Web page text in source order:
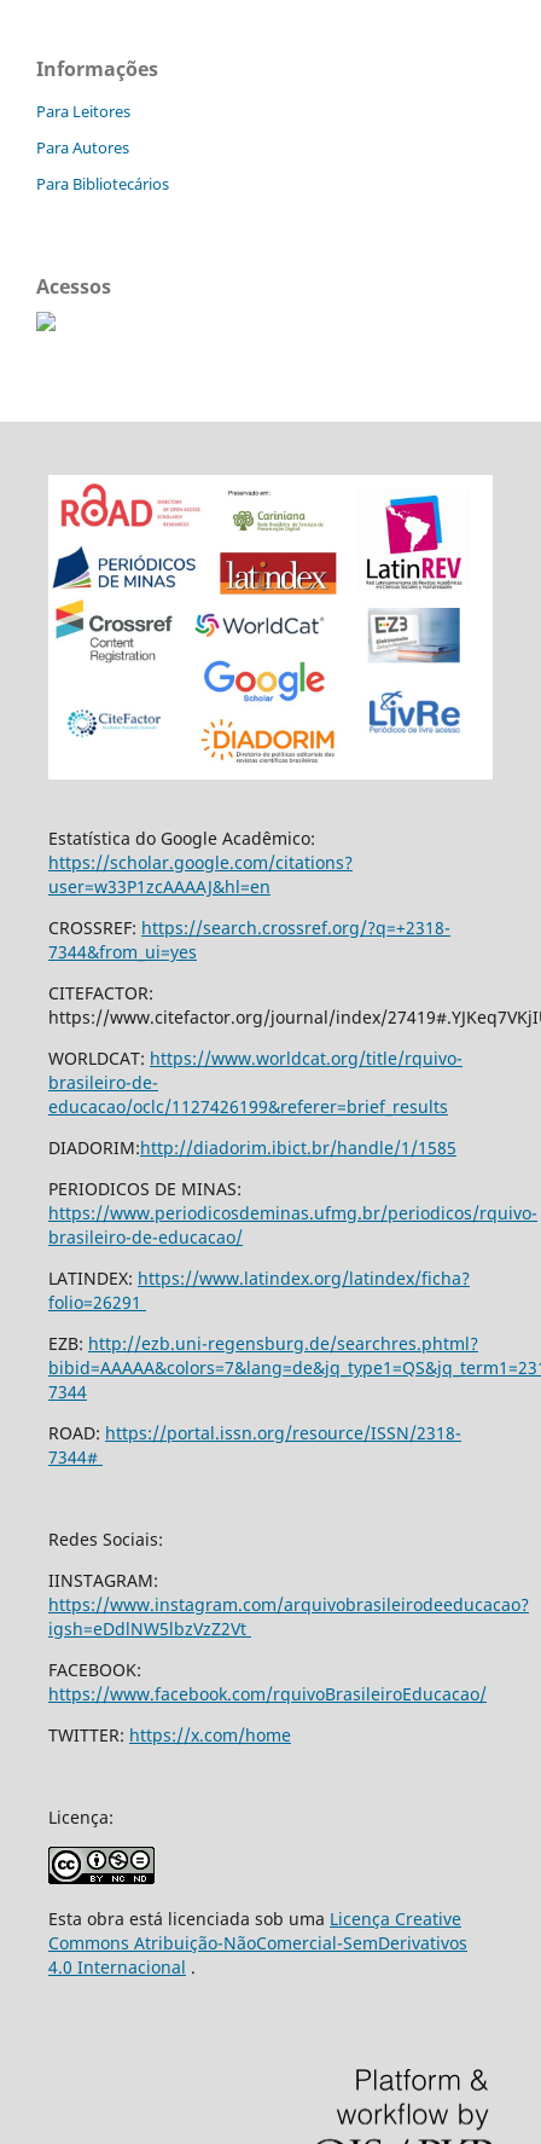
Informações
Para Leitores
Para Autores
Para Bibliotecários
Acessos
Estatística do Google Acadêmico:
https://scholar.google.com/citations?
user=w33P1zcAAAAJ&hl=en
CROSSREF: https://search.crossref.org/?q=+2318-
7344&from_ui=yes
CITEFACTOR:
https://www.citefactor.org/journal/index/
WORLDCAT: https://www.worldcat.org/title/rquivo-
brasileiro-de-
educacao/oclc/1127426199&referer=brief_results
DIADORIM:http://diadorim.ibict.br/handle/1/1585
PERIODICOS DE MINAS:
https://www.periodicosdeminas.ufmg.br/periodicos/rquivo-
brasileiro-de-educacao/
LATINDEX: https://www.latindex.org/latindex/ficha?
folio=26291
EZB: http://ezb.uni-regensburg.de/searchres.phtml?
7344
ROAD: https://portal.issn.org/resource/ISSN/2318-
7344#
Redes Sociais:
IINSTAGRAM:
https://www.instagram.com/arquivobrasileirodeeducacao?
igsh=eDdlNW5lbzVzZ2Vt
FACEBOOK:
https://www.facebook.com/rquivoBrasileiroEducacao/
TWITTER: https://x.com/home
Licença:
Esta obra está licenciada sob uma Licença Creative
Commons Atribuição-NãoComercial-SemDerivativos
4.0 Internacional .